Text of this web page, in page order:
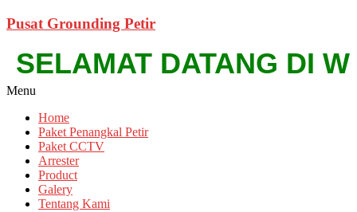
Pusat Grounding Petir
SELAMAT DATANG DI
Menu
Home
Paket Penangkal Petir
Paket CCTV
Arrester
Product
Galery
Tentang Kami